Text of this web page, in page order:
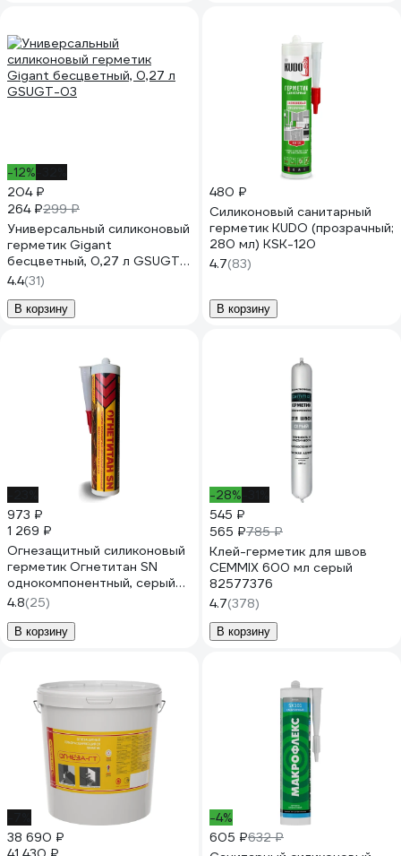
-12%
204 ₽
264 ₽299 ₽
Универсальный силиконовый
герметик Gigant
бесцветный, 0,27 л GSUGT-
03
4.4(31)
В корзину
480 ₽
Силиконовый санитарный
герметик KUDO (прозрачный;
280 мл) KSK-120
4.7(83)
В корзину
973 ₽
1 269 ₽
Огнезащитный силиконовый
герметик Огнетитан SN
однокомпонентный, серый
310 мл ТУ 2513-004-
03495485-2016
БП-00000536
4.8(25)
В корзину
-28%
545 ₽
565 ₽785 ₽
Клей-герметик для швов
CEMMIX 600 мл серый
82577376
4.7(378)
В корзину
38 690 ₽
-4%
605 ₽632 ₽